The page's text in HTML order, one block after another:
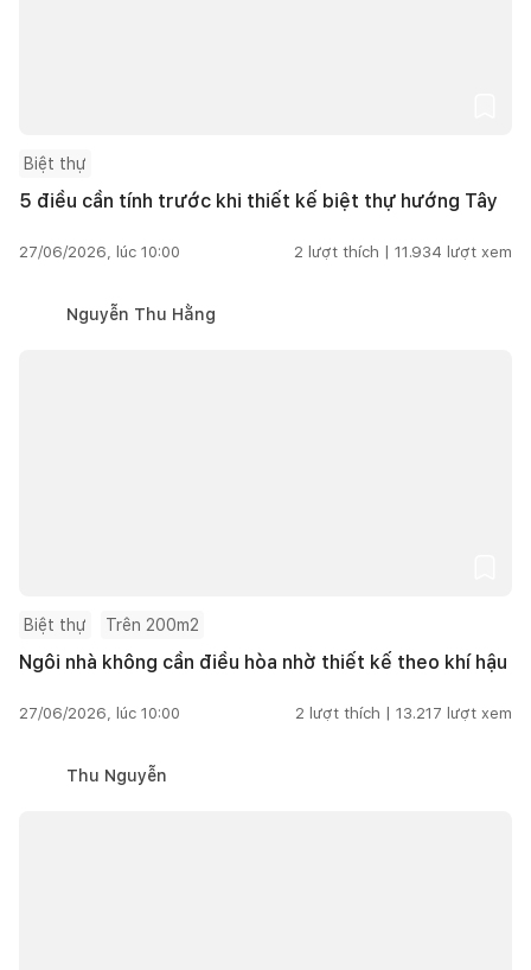
Biệt thự
5 điều cần tính trước khi thiết kế biệt thự hướng Tây
27/06/2026, lúc 10:00 2 lượt thích | 11.934 lượt xem
Nguyễn Thu Hằng
Biệt thự Trên 200m2
Ngôi nhà không cần điều hòa nhờ thiết kế theo khí hậu
27/06/2026, lúc 10:00 2 lượt thích | 13.217 lượt xem
Thu Nguyễn